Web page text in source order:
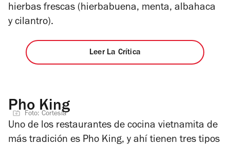
hierbas frescas (hierbabuena, menta, albahaca
y cilantro).
Leer La Crítica
Pho King
Foto: Cortesía
Uno de los restaurantes de cocina vietnamita de
más tradición es Pho King, y ahí tienen tres tipos